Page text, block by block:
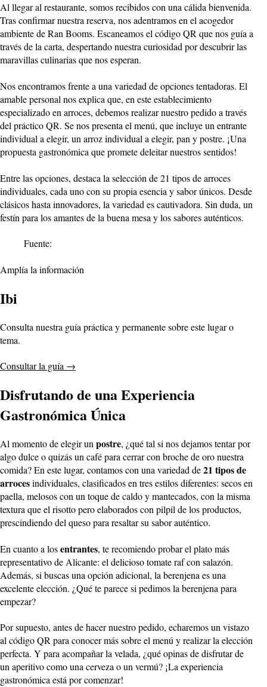
Al llegar al restaurante, somos recibidos con una cálida bienvenida.
Tras confirmar nuestra reserva, nos adentramos en el acogedor
ambiente de Ran Booms. Escaneamos el código QR que nos guía a
través de la carta, despertando nuestra curiosidad por descubrir las
maravillas culinarias que nos esperan.
Nos encontramos frente a una variedad de opciones tentadoras. El
amable personal nos explica que, en este establecimiento
especializado en arroces, debemos realizar nuestro pedido a través
del práctico QR. Se nos presenta el menú, que incluye un entrante
individual a elegir, un arroz individual a elegir, pan y postre. ¡Una
propuesta gastronómica que promete deleitar nuestros sentidos!
Entre las opciones, destaca la selección de 21 tipos de arroces
individuales, cada uno con su propia esencia y sabor únicos. Desde
clásicos hasta innovadores, la variedad es cautivadora. Sin duda, un
festín para los amantes de la buena mesa y los sabores auténticos.
Fuente:
Amplía la información
Ibi
Consulta nuestra guía práctica y permanente sobre este lugar o
tema.
Consultar la guía →
Disfrutando de una Experiencia
Gastronómica Única
Al momento de elegir un postre, ¿qué tal si nos dejamos tentar por
algo dulce o quizás un café para cerrar con broche de oro nuestra
comida? En este lugar, contamos con una variedad de21 tipos de
arrocesindividuales, clasificados en tres estilos diferentes: secos en
paella, melosos con un toque de caldo y mantecados, con la misma
textura que el risotto pero elaborados con pilpil de los productos,
prescindiendo del queso para resaltar su sabor auténtico.
En cuanto a losentrantes, te recomiendo probar el plato más
representativo de Alicante: el delicioso tomate raf con salazón.
Además, si buscas una opción adicional, la berenjena es una
excelente elección. ¿Qué te parece si pedimos la berenjena para
empezar?
Por supuesto, antes de hacer nuestro pedido, echaremos un vistazo
al código QR para conocer más sobre el menú y realizar la elección
perfecta. Y para acompañar la velada, ¿qué opinas de disfrutar de
un aperitivo como una cerveza o un vermú? ¡La experiencia
gastronómica está por comenzar!